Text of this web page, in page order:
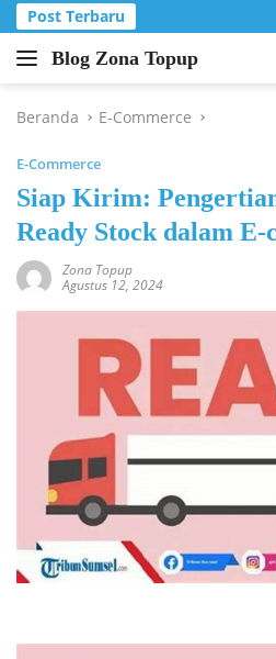
Langsung
ke
konten
Post Terbaru
Blog Zona Topup
Tips
Trik
game
online
Beranda E-Commerce
E-Commerce
Siap Kirim:
Ready Stock dalam E-
Zona Topup
Agustus 12, 2024